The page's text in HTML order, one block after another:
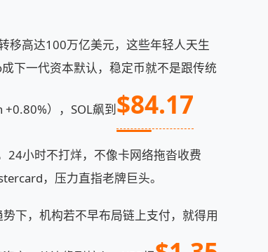
移高达100万亿美元，这些年轻人天生
下一代资本默认，稳定币就不是跟传统
+0.80%），SOL飙到$84.17
24小时不打烊，不像卡网络拖沓收费
，压力直指老牌巨头。
下，机构若不早布局链上支付，就得用